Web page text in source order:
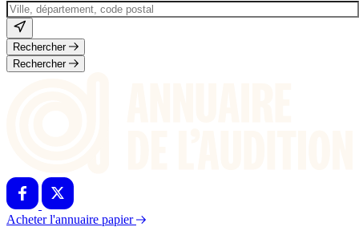
Rechercher
Rechercher
Acheter l'annuaire papier